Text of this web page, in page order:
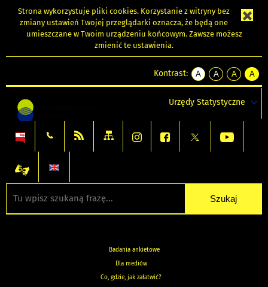
Strona wykorzystuje pliki cookies. Korzystanie z witryny bez
zmiany ustawień Twojej przeglądarki oznacza, że będą one
umieszczane w Twoim urządzeniu końcowym. Zawsze możesz
zmienić te ustawienia.
Kontrast:
A
kontrast
A
kontrast
tekst
czarnym
A
kontrast
tekst
czarnym
A
tekst
żółtym
Urzędy Statystyczne
Badania ankietowe
Dla mediów
Co, gdzie, jak załatwić?